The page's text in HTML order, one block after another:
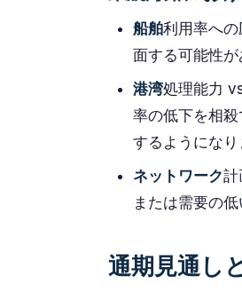
船舶利用率へ
面する可能性が
港湾処理能力
率の低下を相
するようになり
ネットワーク計
または需要の
通期見通し